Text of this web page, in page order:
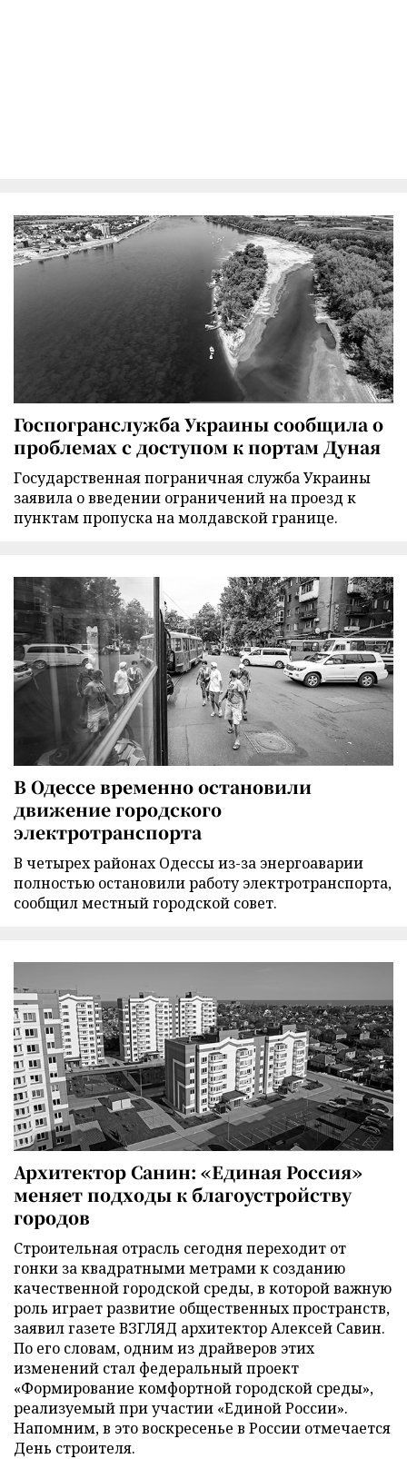
Госпогранслужба Украины сообщила о
проблемах с доступом к портам Дуная
Государственная пограничная служба Украины
заявила о введении ограничений на проезд к
пунктам пропуска на молдавской границе.
В Одессе временно остановили
движение городского
электротранспорта
В четырех районах Одессы из-за энергоаварии
полностью остановили работу электротранспорта,
сообщил местный городской совет.
Архитектор Санин: «Единая Россия»
меняет подходы к благоустройству
городов
Строительная отрасль сегодня переходит от
гонки за квадратными метрами к созданию
качественной городской среды, в которой важную
роль играет развитие общественных пространств,
заявил газете ВЗГЛЯД архитектор Алексей Савин.
По его словам, одним из драйверов этих
изменений стал федеральный проект
«Формирование комфортной городской среды»,
реализуемый при участии «Единой России».
Напомним, в это воскресенье в России отмечается
День строителя.